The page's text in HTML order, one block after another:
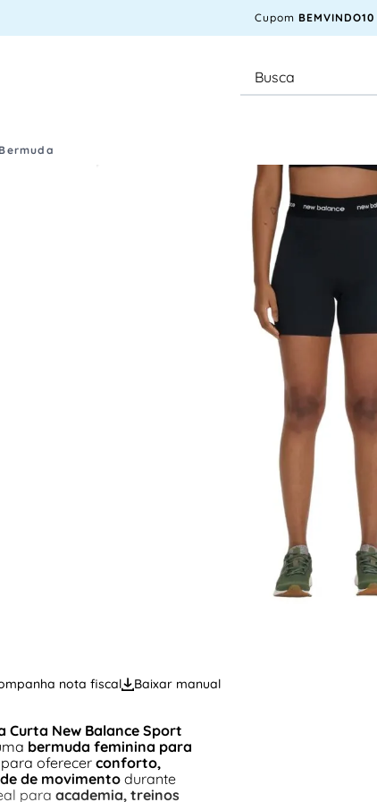
Cupom BEMVINDO10
Bermuda
nota fiscal Baixar manual
Curta New Balance Sport
bermuda feminina para
oferecer conforto,
de movimentodurante
para academia, treinos